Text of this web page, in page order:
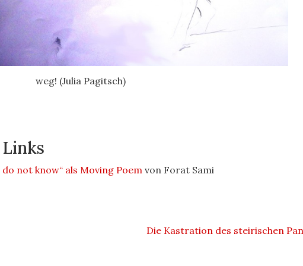
weg! (Julia Pagitsch)
do not know“ als Moving Poem von Forat Sami
Die Kastration des steirischen